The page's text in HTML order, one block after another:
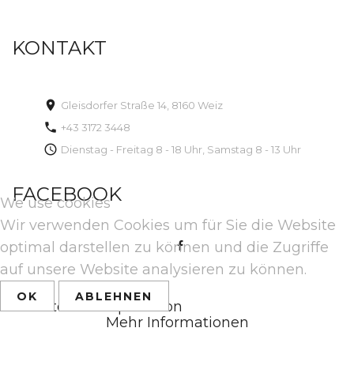
KONTAKT
Gleisdorfer Straße 14, 8160 Weiz
+43 3172 3448
Dienstag - Freitag 8 - 18 Uhr, Samstag 8 - 13 Uhr
FACEBOOK
Back to desktop version
We use cookies
Wir verwenden Cookies um für Sie die Website
optimal darstellen zu können und die Zugriffe
auf unsere Website analysieren zu können.
OK ABLEHNEN
Mehr Informationen